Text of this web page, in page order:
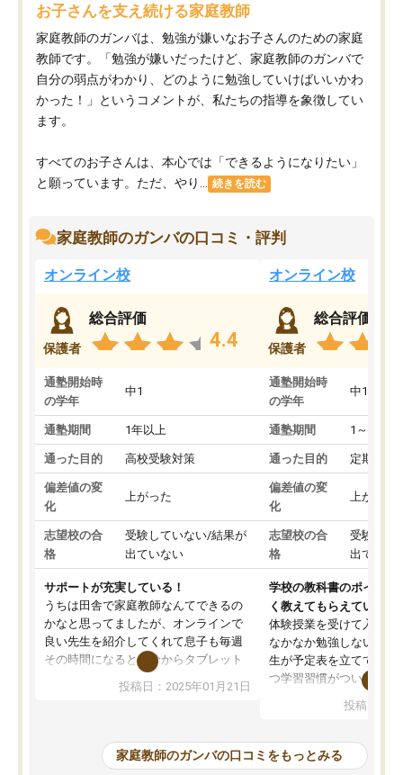
お子さんを支え続ける家庭教師
家庭教師のガンバは、勉強が嫌いなお子さんのための家庭
教師です。「勉強が嫌いだったけど、家庭教師のガンバで
自分の弱点がわかり、どのように勉強していけばいいかわ
かった！」というコメントが、私たちの指導を象徴してい
ます。
すべてのお子さんは、本心では「できるようになりたい」
と願っています。ただ、やり...
続きを読む
家庭教師のガンバの口コミ・評判
オンライン校
保護者
総合評価
4.4
通塾開始時
の学年
中1
通塾期間 1年以上
通った目的 高校受験対策
偏差値の変
化
上がった
志望校の合
格
受験していない/結果が
出ていない
サポートが充実している！
うちは田舎で家庭教師なんてできるの
かなと思ってましたが、オンラインで
良い先生を紹介してくれて息子も毎週
その時間になると自分からタブレット
を開いてzoomを繋げるようになりまし
た！5科目なんでもOKなのもとても気
めて1年ほどだった今では平均点以上の
科目が増えてきました！あと1年受験ま
投稿日：2025年01月21日
オンライン校
保護者
総合評価
通塾開始時
の学年
中1
通塾期間 1～3ヵ月
通った目的 定期テス
偏差値の変
化
上がった
志望校の合
格
受験して
出ていな
学校の教科書のポイント
く教えてもらえている
体験授業を受けて入塾し
なかなか勉強しない息子
生が予定表を立ててくれ
つ学習習慣がついてきま
指導が無い日も予定表
問できるのでとても助か
投稿日：
家庭教師のガンバの口コミをもっとみる